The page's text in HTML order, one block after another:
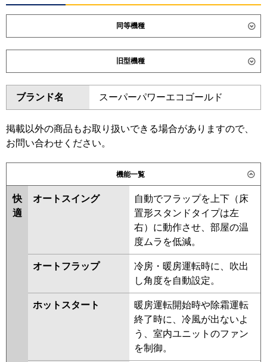
同等機種
ダイキン SZRC80CNT SZRC80CT
SZRUC80CT
東芝 GUHA080111MUB GUHA080111XU
GUSA080131MUB
GUSA08013P1XU
GUSA08013P1MUB
三菱電機 PLZ-HRMP80HBF6 PLZ-
HRMP80HF6 PLZ-HRMP80H6
PLZ-HRMP80HFG6 PLZ-
ERMP80HLE6 PLZ-ERMP80HE6
PLZ-ERMP80H6
日立 RCI-GP80RHN6 RCI-GP80RSH12
三菱重工 FDTV806H6SA FDTV806H6SA-rak
FDTV806H6SA-airf
FDTV806H6SA-osj
PA-P80U7KNCX
P80U7KNC PA-P80U7HNCX PA-
旧型機種
ダイキン SZRC80BYNT SZRC80BYT
SZRUC80BYT SZRC80BJT
SZRC80BJNT SZRJC80BJT
SZRJC80BFT SDRC80B
SDRC80BN
SZRC80BCNT
東芝 GUHA08011MUB GUHA08011XU
GUEA08011XU GUEA08011MUB
GUSA08013XU GUSA08013MUB
GUSA08013PXU
GUSA08013PMUB
RUHA08031MUB RUEA08031MUB
RUSA08033MUB RUHA08031MU
RUHA08031XU RUEA08031MU
RUEA08031XU RUSA08033MU
RUSA08033XU RUEA08031M
RUEA08031X RUHA08031M
RUHA08031X AUHA08074X
ブランド名 スーパーパワーエコゴールド
掲載以外の商品もお取り扱いできる場合がありますので、
お問い合わせください。
機能一覧
快
適
オートスイング
自動でフラップを上下（床
置形スタンドタイプは左
右）に動作させ、部屋の温
度ムラを低減。
オートフラップ
冷房・暖房運転時に、吹出
し角度を自動設定。
ホットスタート
暖房運転開始時や除霜運転
終了時に、冷風が出ないよ
う、室内ユニットのファン
を制御。